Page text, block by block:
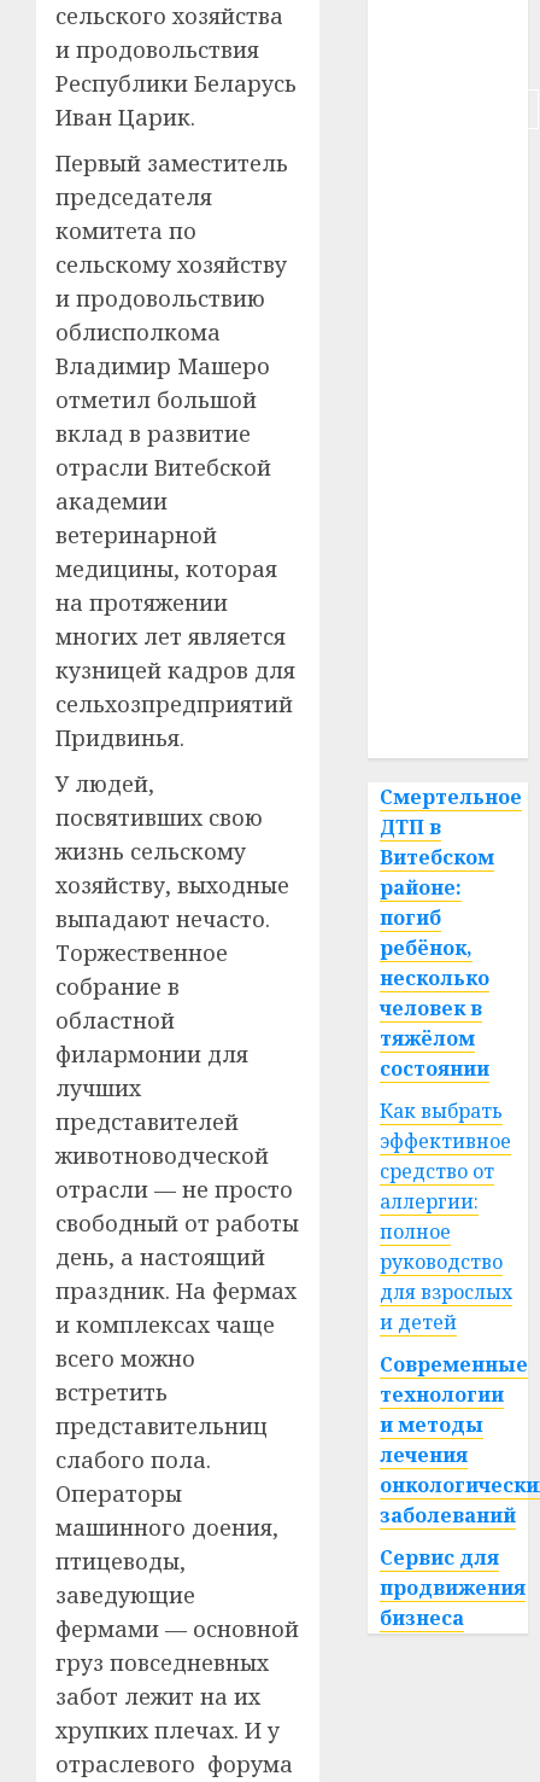
сельского хозяйства
и продовольствия
Республики Беларусь
Иван Царик.
Первый заместитель
председателя
комитета по
сельскому хозяйству
и продовольствию
облисполкома
Владимир Машеро
отметил большой
вклад в развитие
отрасли Витебской
академии
ветеринарной
медицины, которая
на протяжении
многих лет является
кузницей кадров для
сельхозпредприятий
Придвинья.
У людей,
посвятивших свою
жизнь сельскому
хозяйству, выходные
выпадают нечасто.
Торжественное
собрание в
областной
филармонии для
лучших
представителей
животноводческой
отрасли — не просто
свободный от работы
день, а настоящий
праздник. На фермах
и комплексах чаще
всего можно
встретить
представительниц
слабого пола.
Операторы
машинного доения,
птицеводы,
заведующие
фермами — основной
груз повседневных
забот лежит на их
хрупких плечах. И у
отраслевого форума
Смертельное
ДТП в
Витебском
районе:
погиб
ребёнок,
несколько
человек в
тяжёлом
состоянии
Как выбрать
эффективное
средство от
аллергии:
полное
руководство
для взрослых
и детей
Современные
технологии
и методы
лечения
заболеваний
Сервис для
продвижения
бизнеса